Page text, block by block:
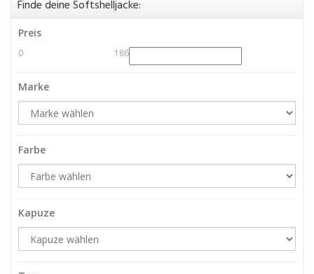
Finde deine Softshelljacke:
Preis
0 186
Marke
Farbe
Kapuze